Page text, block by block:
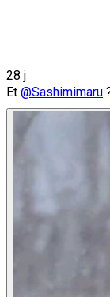
28 j
Et @Sashimimaru